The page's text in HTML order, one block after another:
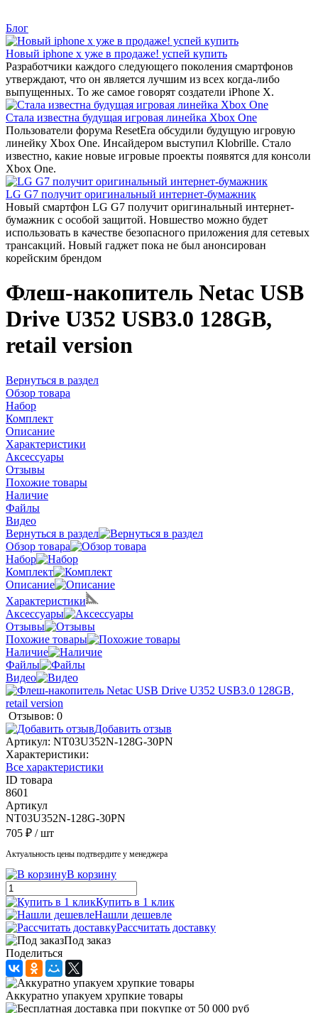
Блог
Новый iphone x уже в продаже! успей купить
Разработчики каждого следующего поколения смартфонов
утверждают, что он является лучшим из всех когда-либо
выпущенных. То же самое говорят создатели iPhone X.
Стала известна будущая игровая линейка Xbox One
Пользователи форума ResetEra обсудили будущую игровую
линейку Xbox One. Инсайдером выступил Klobrille. Стало
известно, какие новые игровые проекты появятся для консоли
Xbox One.
LG G7 получит оригинальный интернет-бумажник
Новый смартфон LG G7 получит оригинальный интернет-
бумажник с особой защитой. Новшество можно будет
использовать в качестве безопасного приложения для сетевых
трансакций. Новый гаджет пока не был анонсирован
корейским брендом
Флеш-накопитель Netac USB
Drive U352 USB3.0 128GB,
retail version
Вернуться в раздел
Обзор товара
Набор
Комплект
Описание
Характеристики
Аксессуары
Отзывы
Похожие товары
Наличие
Файлы
Видео
Вернуться в раздел
Обзор товара
Набор
Комплект
Описание
Характеристики
Аксессуары
Отзывы
Похожие товары
Наличие
Файлы
Видео
Отзывов: 0
Добавить отзыв
Артикул: NT03U352N-128G-30PN
Характеристики:
Все характеристики
ID товара
8601
Артикул
NT03U352N-128G-30PN
705 ₽ / шт
Актуальность цены подтвердите у менеджера
В корзину
Купить в 1 клик
Нашли дешевле
Рассчитать доставку
Под заказ
Поделиться
Аккуратно упакуем хрупкие товары